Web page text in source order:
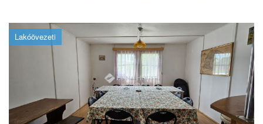
Lakóövezeti